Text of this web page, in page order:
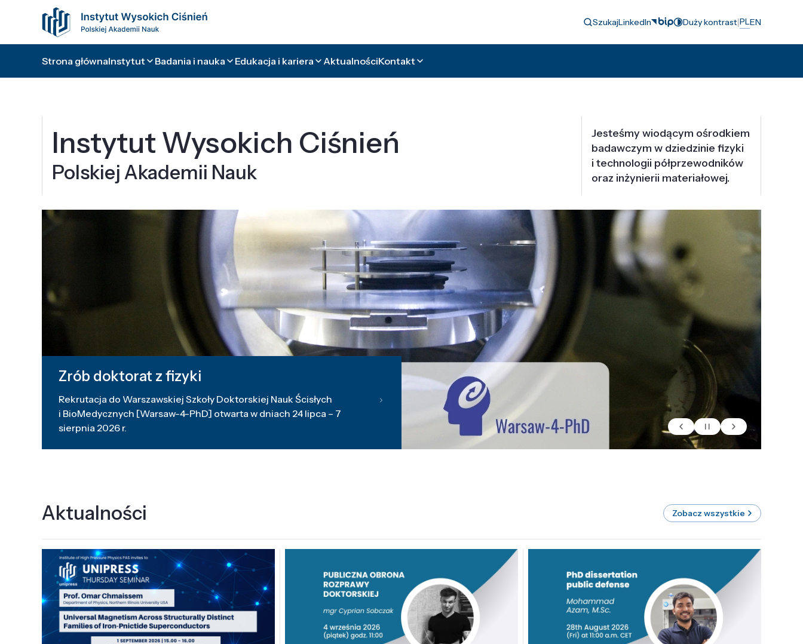
SzukajLinkedIn Duży kontrast|PLEN
Strona głównaInstytut Badania i nauka Edukacja i kariera AktualnościKontakt
Instytut Wysokich Ciśnień
Polskiej Akademii Nauk
Jesteśmy wiodącym ośrodkiem
badawczym w dziedzinie fizyki
i technologii półprzewodników
oraz inżynierii materiałowej.
Zrób doktorat z fizyki
Rekrutacja do Warszawskiej Szkoły Doktorskiej Nauk Ścisłych
i BioMedycznych [Warsaw-4-PhD] otwarta w dniach 24 lipca – 7
sierpnia 2026 r.
Aktualności Zobacz wszystkie